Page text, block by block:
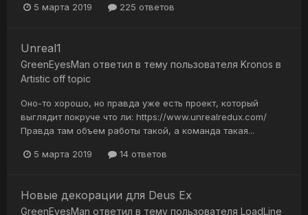
5 марта 2019 225 ответов
Unreal1
GreenEyesMan ответил в тему пользователя Kronos в
Artistic off topic
Оно-то хорошо, но правда уже есть проект, который
выглядит покруче что ли: https://www.unrealredux.com/
Правда там объем работы такой, а команда такая...
5 марта 2019 14 ответов
Новые декорации для Deus Ex
GreenEyesMan ответил в тему пользователя LoadLine